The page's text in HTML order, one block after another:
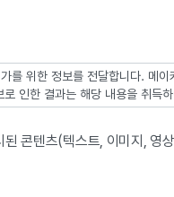
를 위한 정보를 전달합니다. 메
인한 결과는 해당 내용을 취득
콘텐츠(텍스트, 이미지, 영